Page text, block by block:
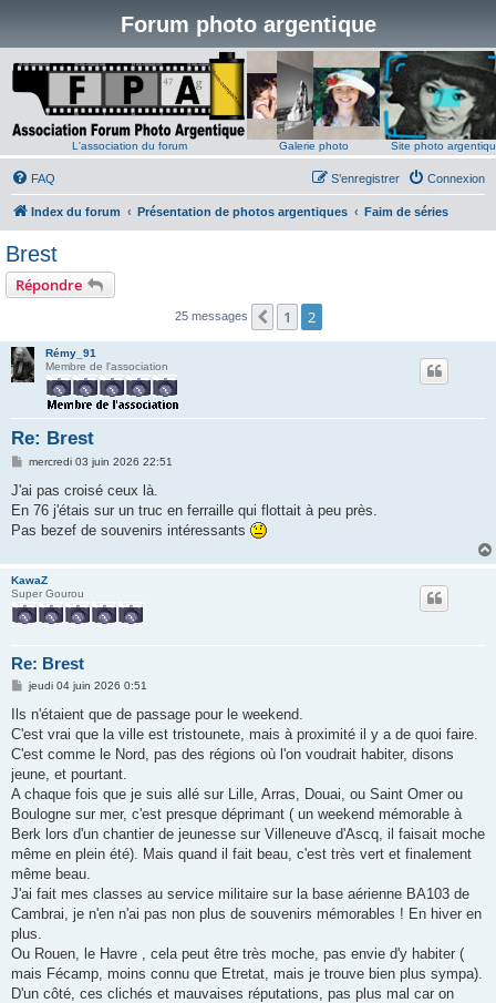
Forum photo argentique
L'association du forum Galerie photo Site photo
FAQ Connexion
S’enregistrer
Index du forum Présentation de photos argentiques Faim de séries
Brest
Répondre
25 messages Précédente
1 2
Rémy_91
Membre de l'association
Re: Brest
M
s
a
g
mercredi 03 juin 2026 22:51
J'ai pas croisé ceux là.
En 76 j'étais sur un truc en ferraille qui flottait à peu près.
Pas bezef de souvenirs intéressants
KawaZ
Super Gourou
Re: Brest
M
s
a
g
jeudi 04 juin 2026 0:51
Ils n'étaient que de passage pour le weekend.
C'est vrai que la ville est tristounete, mais à proximité il y a de quoi faire.
C'est comme le Nord, pas des régions où l'on voudrait habiter, disons
jeune, et pourtant.
A chaque fois que je suis allé sur Lille, Arras, Douai, ou Saint Omer ou
Boulogne sur mer, c'est presque déprimant ( un weekend mémorable à
Berk lors d'un chantier de jeunesse sur Villeneuve d'Ascq, il faisait moche
même en plein été). Mais quand il fait beau, c'est très vert et finalement
même beau.
J'ai fait mes classes au service militaire sur la base aérienne BA103 de
Cambrai, je n'en n'ai pas non plus de souvenirs mémorables ! En hiver en
plus.
Ou Rouen, le Havre , cela peut être très moche, pas envie d'y habiter (
mais Fécamp, moins connu que Etretat, mais je trouve bien plus sympa).
D'un côté, ces clichés et mauvaises réputations, pas plus mal car on